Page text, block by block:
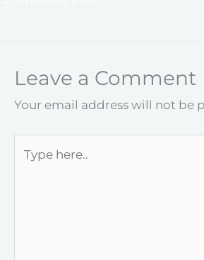
Leave a Comment
Your email address will not be
here..